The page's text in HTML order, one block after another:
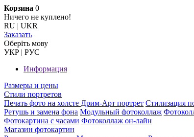
Корзина 0
Ничего не куплено!
RU | UKR
Заказать
Оберiть мову
УКР | РУС
Информация
Размеры и цены
Стили портретов
Печать фото на холсте Дрим-Арт портрет Стилизация
Ретушь и замена фона Модульный фотоколлаж
Фотокартина с часами Фотоколлаж он-лайн
Магазин фотокартин